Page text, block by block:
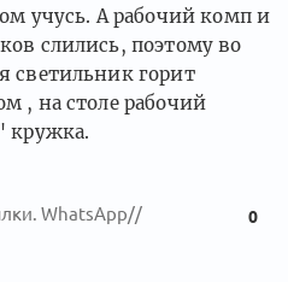
учусь. А рабочий комп и
слились, поэтому во
светильник горит
, на столе рабочий
кружка.
WhatsApp//
0